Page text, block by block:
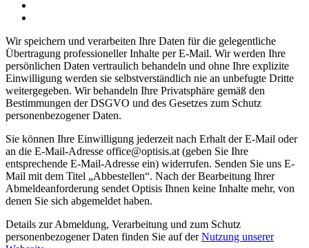
Wir speichern und verarbeiten Ihre Daten für die gelegentliche
Übertragung professioneller Inhalte per E-Mail. Wir werden Ihre
persönlichen Daten vertraulich behandeln und ohne Ihre explizite
Einwilligung werden sie selbstverständlich nie an unbefugte Dritte
weitergegeben. Wir behandeln Ihre Privatsphäre gemäß den
Bestimmungen der DSGVO und des Gesetzes zum Schutz
personenbezogener Daten.
Sie können Ihre Einwilligung jederzeit nach Erhalt der E-Mail oder
an die E-Mail-Adresse office@optisis.at (geben Sie Ihre
entsprechende E-Mail-Adresse ein) widerrufen. Senden Sie uns E-
Mail mit dem Titel „Abbestellen“. Nach der Bearbeitung Ihrer
Abmeldeanforderung sendet Optisis Ihnen keine Inhalte mehr, von
denen Sie sich abgemeldet haben.
Details zur Abmeldung, Verarbeitung und zum Schutz
personenbezogener Daten finden Sie auf derNutzung unserer